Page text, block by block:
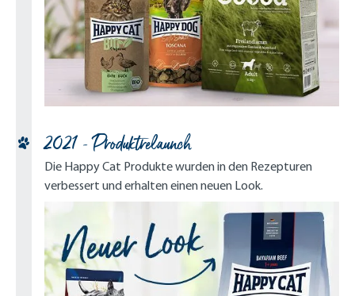
2021 - Produktrelaunch
Die Happy Cat Produkte wurden in den Rezepturen
verbessert und erhalten einen neuen Look.